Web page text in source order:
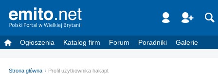
Ogłoszenia Katalog firm Forum Poradniki Galerie
Strona główna Profil użytkownika hakapt